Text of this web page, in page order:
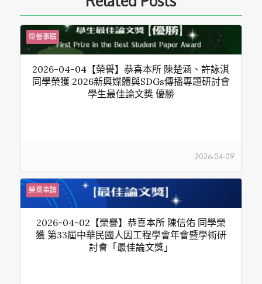
榮譽事蹟
2026-04-04【榮譽】恭喜本所 陳楚涵、許詠淇
同學榮獲 2026新興媒體與SDGs傳播專題研討會
學生最佳論文獎 優勝
2026-04-09
榮譽事蹟
2026-04-02【榮譽】恭喜本所 陳信佑 同學榮
獲 第33屆中華民國人因工程學會年會暨學術研
討會「最佳論文獎」